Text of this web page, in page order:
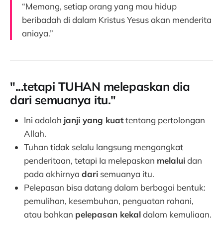
“Memang, setiap orang yang mau hidup
beribadah di dalam Kristus Yesus akan menderita
aniaya.”
"...tetapi TUHAN melepaskan dia
dari semuanya itu."
Ini adalah janji yang kuattentang pertolongan
Allah.
Tuhan tidak selalu langsung mengangkat
penderitaan, tetapi Ia melepaskan melaluidan
pada akhirnya dari semuanya itu.
Pelepasan bisa datang dalam berbagai bentuk:
pemulihan, kesembuhan, penguatan rohani,
atau bahkan pelepasan kekaldalam kemuliaan.